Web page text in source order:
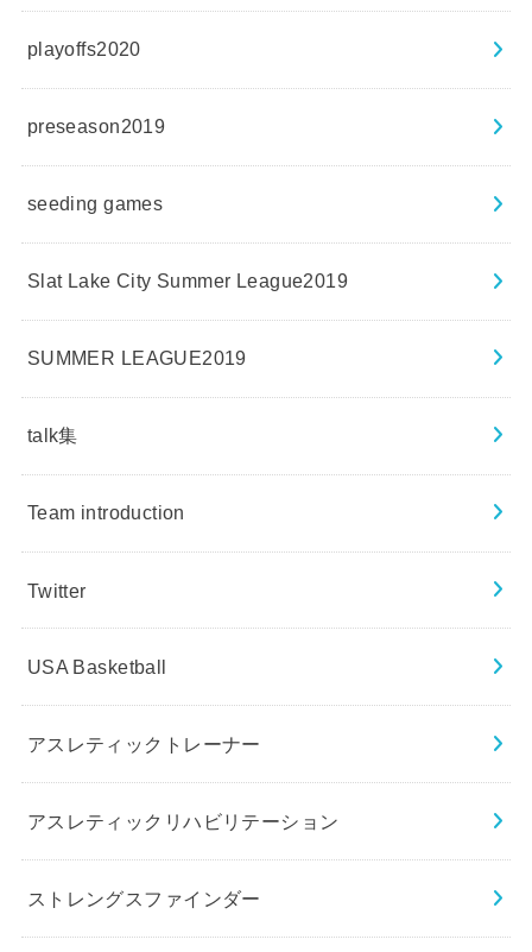
playoffs2020
preseason2019
seeding games
Slat Lake City Summer League2019
SUMMER LEAGUE2019
talk集
Team introduction
Twitter
USA Basketball
アスレティックトレーナー
アスレティックリハビリテーション
ストレングスファインダー